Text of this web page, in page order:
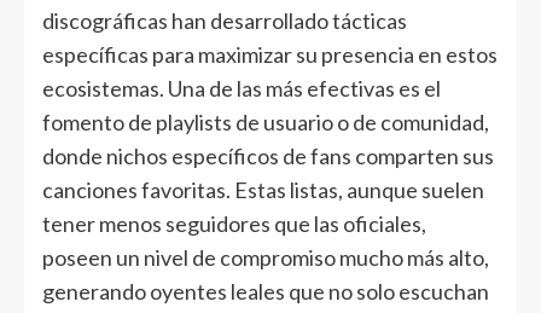
discográficas han desarrollado tácticas
específicas para maximizar su presencia en estos
ecosistemas. Una de las más efectivas es el
fomento de playlists de usuario o de comunidad,
donde nichos específicos de fans comparten sus
canciones favoritas. Estas listas, aunque suelen
tener menos seguidores que las oficiales,
poseen un nivel de compromiso mucho más alto,
generando oyentes leales que no solo escuchan